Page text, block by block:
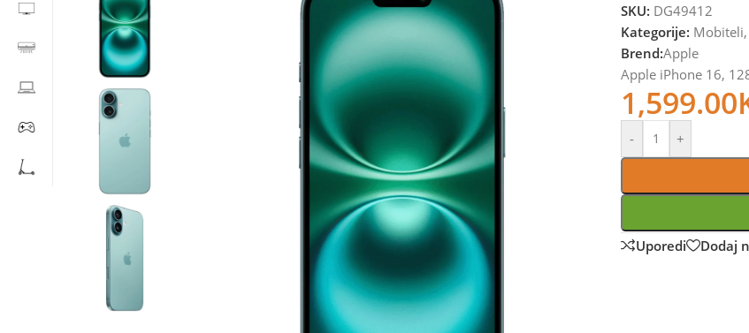
SKU: DG49412
Kategorije: Mobiteli,
Brend:Apple
Apple iPhone 16,
1,599.00
- +
Uporedi Dodaj